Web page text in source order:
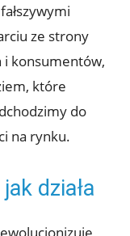
ze strony⁤
i konsumentów,
które
do
na rynku.
działa